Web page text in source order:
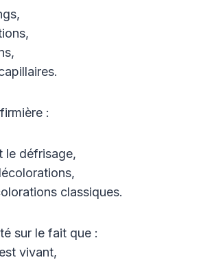
:
le défrisage,
classiques.
sur le fait que :
vivant,